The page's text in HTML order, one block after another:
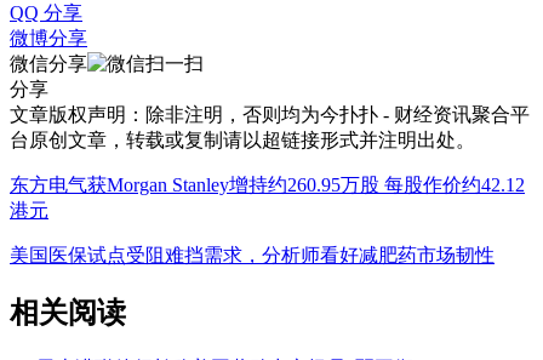
QQ 分享
微博分享
微信分享
分享
文章版权声明：除非注明，否则均为今扑扑 - 财经资讯聚合平
台 原创文章，转载或复制请以超链接形式并注明出处。
东方电气获Morgan Stanley增持约260.95万股 每股作价约42.12
港元
美国医保试点受阻难挡需求，分析师看好减肥药市场韧性
相关阅读